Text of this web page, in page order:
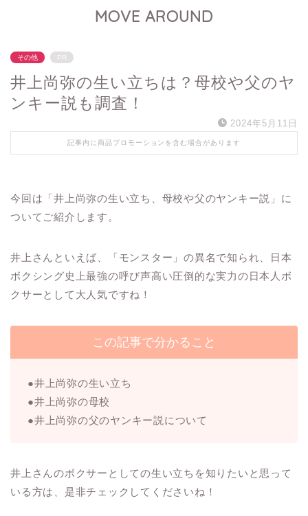
MOVE AROUND
その他 PR
井上尚弥の生い立ちは？母校や父のヤ
ンキー説も調査！
2024年5月11日
記事内に商品プロモーションを含む場合があります
今回は「井上尚弥の生い立ち、母校や父のヤンキー説」に
ついてご紹介します。
井上さんといえば、「モンスター」の異名で知られ、日本
ボクシング史上最強の呼び声高い圧倒的な実力の日本人ボ
クサーとして大人気ですね！
この記事で分かること
●井上尚弥の生い立ち
●井上尚弥の母校
●井上尚弥の父のヤンキー説について
井上さんのボクサーとしての生い立ちを知りたいと思って
いる方は、是非チェックしてくださいね！